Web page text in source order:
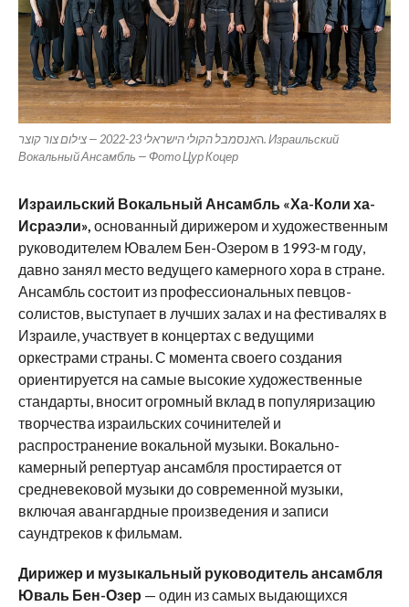
ה
אנסמבל הקולי הישראלי 2022-23 — צילום צור קוצר. Израильский
Вокальный Ансамбль — Фото Цур Коцер
Израильский Вокальный Ансамбль «Ха-Коли ха-
Исраэли», основанный дирижером и художественным
руководителем Ювалем Бен-Озером в 1993-м году,
давно занял место ведущего камерного хора в стране.
Ансамбль состоит из профессиональных певцов-
солистов, выступает в лучших залах и на фестивалях в
Израиле, участвует в концертах с ведущими
оркестрами страны. С момента своего создания
ориентируется на самые высокие художественные
стандарты, вносит огромный вклад в популяризацию
творчества израильских сочинителей и
распространение вокальной музыки. Вокально-
камерный репертуар ансамбля простирается от
средневековой музыки до современной музыки,
включая авангардные произведения и записи
саундтреков к фильмам.
Дирижер и музыкальный руководитель ансамбля
Юваль Бен-Озер — один из самых выдающихся